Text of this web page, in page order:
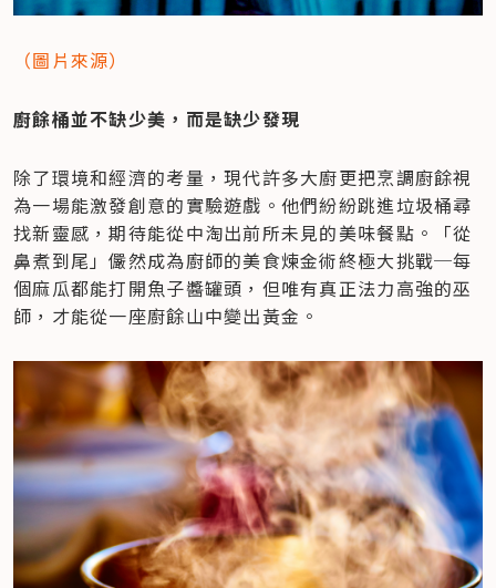
（圖片來源）
廚餘桶並不缺少美，而是缺少發現
除了環境和經濟的考量，現代許多大廚更把烹調廚餘視
為一場能激發創意的實驗遊戲。他們紛紛跳進垃圾桶尋
找新靈感，期待能從中淘出前所未見的美味餐點。「從
鼻煮到尾」儼然成為廚師的美食煉金術終極大挑戰─每
個麻瓜都能打開魚子醬罐頭，但唯有真正法力高強的巫
師，才能從一座廚餘山中變出黃金。